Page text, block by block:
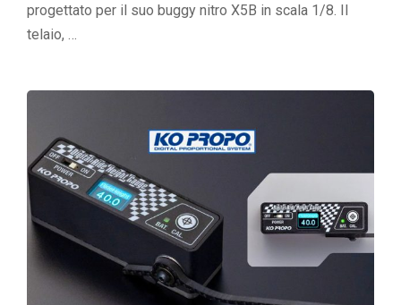
progettato per il suo buggy nitro X5B in scala 1/8. Il
telaio, …